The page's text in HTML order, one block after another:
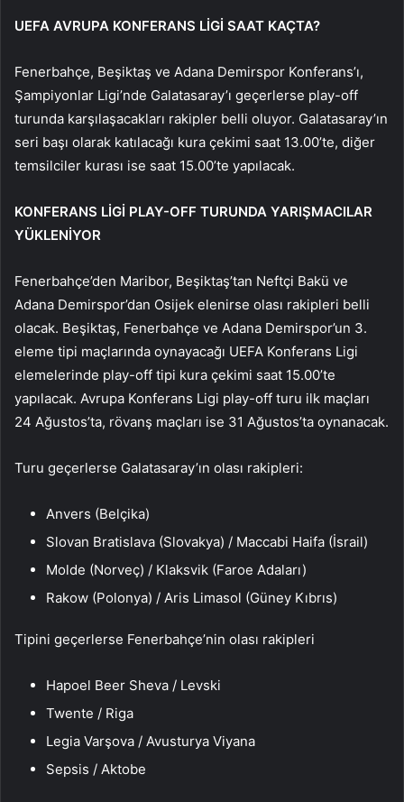
UEFA AVRUPA KONFERANS LİGİ SAAT KAÇTA?
Fenerbahçe, Beşiktaş ve Adana Demirspor Konferans’ı,
Şampiyonlar Ligi’nde Galatasaray’ı geçerlerse play-off
turunda karşılaşacakları rakipler belli oluyor. Galatasaray’ın
seri başı olarak katılacağı kura çekimi saat 13.00’te, diğer
temsilciler kurası ise saat 15.00’te yapılacak.
KONFERANS LİGİ PLAY-OFF TURUNDA YARIŞMACILAR
YÜKLENİYOR
Fenerbahçe’den Maribor, Beşiktaş’tan Neftçi Bakü ve
Adana Demirspor’dan Osijek elenirse olası rakipleri belli
olacak. Beşiktaş, Fenerbahçe ve Adana Demirspor’un 3.
eleme tipi maçlarında oynayacağı UEFA Konferans Ligi
elemelerinde play-off tipi kura çekimi saat 15.00’te
yapılacak. Avrupa Konferans Ligi play-off turu ilk maçları
24 Ağustos’ta, rövanş maçları ise 31 Ağustos’ta oynanacak.
Turu geçerlerse Galatasaray’ın olası rakipleri:
Anvers (Belçika)
Slovan Bratislava (Slovakya) / Maccabi Haifa (İsrail)
Molde (Norveç) / Klaksvik (Faroe Adaları)
Rakow (Polonya) / Aris Limasol (Güney Kıbrıs)
Tipini geçerlerse Fenerbahçe’nin olası rakipleri
Hapoel Beer Sheva / Levski
Twente / Riga
Legia Varşova / Avusturya Viyana
Sepsis / Aktobe